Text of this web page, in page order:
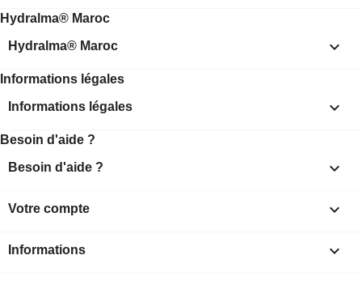
Hydralma® Maroc
Hydralma® Maroc

Informations légales
Informations légales

Besoin d'aide ?
Besoin d'aide ?

Votre compte 
Informations keyboard_arrow_down